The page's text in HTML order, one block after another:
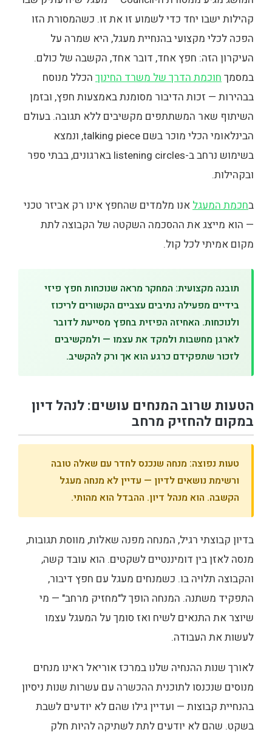
קהילות ישבו יחד כדי לשמוע זו את זו. כשהמסורת הזו
הפכה לכלי מקצועי בהנחיית מעגל, היא שמרה על
העיקרון הזה: חפץ אחד, דובר אחד, הקשבה של כולם.
במסמךחוכמת הדרך של משרד החינוך הכלל מנוסח
בבהירות — זכות הדיבור מסומנת באמצעות חפץ, ובזמן
השיתוף שאר המשתתפים מקשיבים ללא תגובה. בעולם
הבינלאומי הכלי מוכר בשם talking piece, ונמצא
בשימוש נרחב ב-listening circles בארגונים, בבתי ספר
ובקהילות.
בחכמת המעגלאנו מלמדים שהחפץ אינו רק אביזר טכני
— הוא מייצג את ההסכמה השקטה של הקבוצה לתת
מקום אמיתי לכל קול.
תובנה מקצועית: המחקר מראה שנוכחות חפץ פיזי
בידיים מפעילה נתיבים עצביים הקשורים לריכוז
ולנוכחות. האחיזה הפיזית בחפץ מסייעת לדובר
לארגן מחשבות ולמקד את עצמו — ולמקשיבים
לזכור שתפקידם כרגע הוא אך ורק להקשיב.
הטעות שרוב המנחים עושים: לנהל דיון
במקום להחזיק מרחב
טעות נפוצה: מנחה שנכנס לחדר עם שאלה טובה
ורשימת נושאים לדיון — עדיין לא מנחה מעגל
הקשבה. הוא מנהל דיון. ההבדל הוא מהותי.
בדיון קבוצתי רגיל, המנחה מפנה שאלות, מווסת תגובות,
מנסה לאזן בין דומיננטיים לשקטים. הוא עובד קשה,
והקבוצה תלויה בו. כשמנחים מעגל עם חפץ דיבור,
התפקיד משתנה. המנחה הופך ל"מחזיק מרחב" — מי
שיוצר את התנאים לשיח ואז סומך על המעגל עצמו
לעשות את העבודה.
לאורך שנות ההנחיה שלנו במרכז אוריאל ראינו מנחים
מנוסים שנכנסו לתוכנית ההכשרה עם עשרות שנות ניסיון
בהנחיית קבוצות — ועדיין גילו שהם לא יודעים לשבת
בשקט. שהם לא יודעים לתת לשתיקה להיות חלק